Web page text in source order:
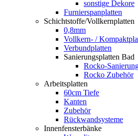
sonstige Dekore
Furnierspanplatten
Schichtstoffe/Vollkernplatten
0,8mm
Vollkern- /
Verbundplatten
Sanierungsplatten Bad
Rocko-
Rocko Zubehör
Arbeitsplatten
60cm Tiefe
Kanten
Zubehör
Rückwandsysteme
Innenfensterbänke